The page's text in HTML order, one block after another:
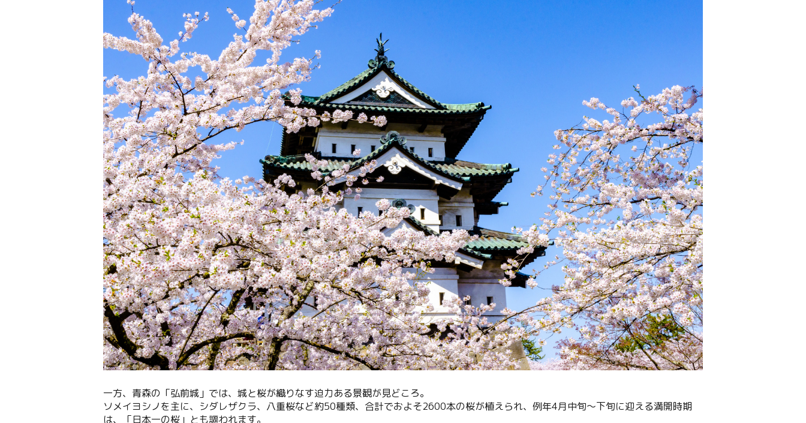
一方、青森の「弘前城」では、城と桜が織りなす迫力ある景観が見どころ。
ソメイヨシノを主に、シダレザクラ、八重桜など約50種類、合計でおよそ2600本の桜が植えられ、例年4月中旬～下旬に迎える満開時期
は、「日本一の桜」とも謳われます。